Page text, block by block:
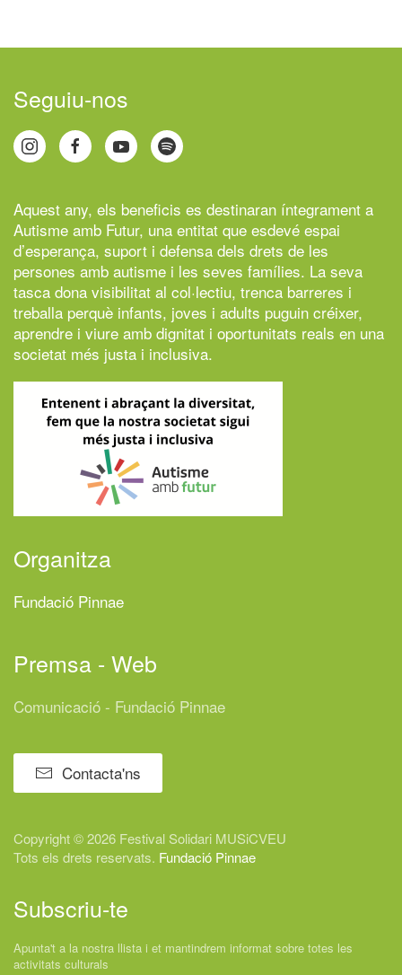
Seguiu-nos
Aquest any, els beneficis es destinaran íntegrament a
Autisme amb Futur, una entitat que esdevé espai
d’esperança, suport i defensa dels drets de les
persones amb autisme i les seves famílies. La seva
tasca dona visibilitat al col·lectiu, trenca barreres i
treballa perquè infants, joves i adults puguin créixer,
aprendre i viure amb dignitat i oportunitats reals en una
societat més justa i inclusiva.
Organitza
Fundació Pinnae
Premsa - Web
Comunicació - Fundació Pinnae
Contacta'ns
Copyright © 2026 Festival Solidari MUSiCVEU
Tots els drets reservats. Fundació Pinnae
Subscriu-te
Apunta't a la nostra llista i et mantindrem informat sobre totes les
activitats culturals